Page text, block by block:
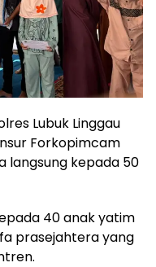
Lubuk Linggau
Forkopimcam
langsung kepada 50
40 anak yatim
prasejahtera yang